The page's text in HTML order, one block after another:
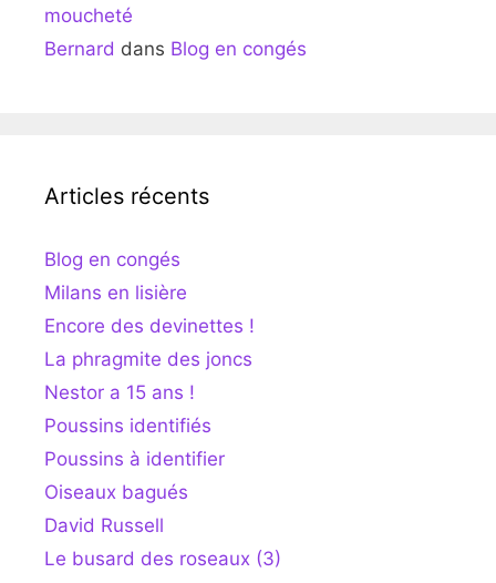
moucheté
Bernard dans Blog en congés
Articles récents
Blog en congés
Milans en lisière
Encore des devinettes !
La phragmite des joncs
Nestor a 15 ans !
Poussins identifiés
Poussins à identifier
Oiseaux bagués
David Russell
Le busard des roseaux (3)